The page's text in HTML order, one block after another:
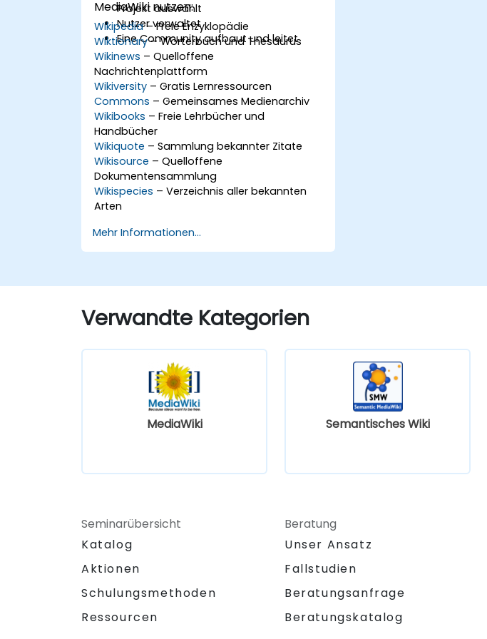
Projekt auswählt
Nutzer verwaltet
Eine Community aufbaut und leitet
MediaWiki nutzen:
Wikipedia– Freie Enzyklopädie
Wiktionary– Wörterbuch und Thesaurus
Wikinews – Quelloffene
Nachrichtenplattform
Wikiversity – Gratis Lernressourcen
Commons – Gemeinsames Medienarchiv
Wikibooks – Freie Lehrbücher und
Handbücher
Wikiquote – Sammlung bekannter Zitate
Wikisource – Quelloffene
Dokumentensammlung
Wikispecies – Verzeichnis aller bekannten
Arten
Mehr Informationen...
Verwandte Kategorien
MediaWiki Semantisches Wiki
Seminarübersicht
Katalog
Aktionen
Schulungsmethoden
Ressourcen
Beratung
Unser Ansatz
Fallstudien
Beratungsanfrage
Beratungskatalog